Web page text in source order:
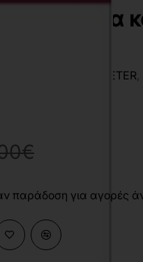
KATZMARZYK T. PETER,
παράδοση για αγορές